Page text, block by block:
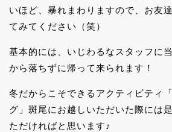
いほど、暴れまわりますので、お友
てみてください（笑）
基本的には、いじわるなスタッフに
から落ちずに帰って来られます！
冬だからこそできるアクティビティ
グ」斑尾にお越しいただいた際には
ただければと思います♪